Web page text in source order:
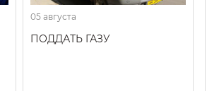
05 августа
ПОДДАТЬ ГАЗУ